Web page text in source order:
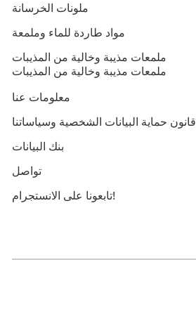
ملونات الخرسانة
مواد طاردة للماء وملمعة
ملمعات مذيبة وخالية من المذيبات
ملمعات مذيبة وخالية من المذيبات
معلومات عنا
قانون حماية البيانات الشخصية وسياساتنا
بنك البيانات
تواصل
تابعونا على الانستجرام!